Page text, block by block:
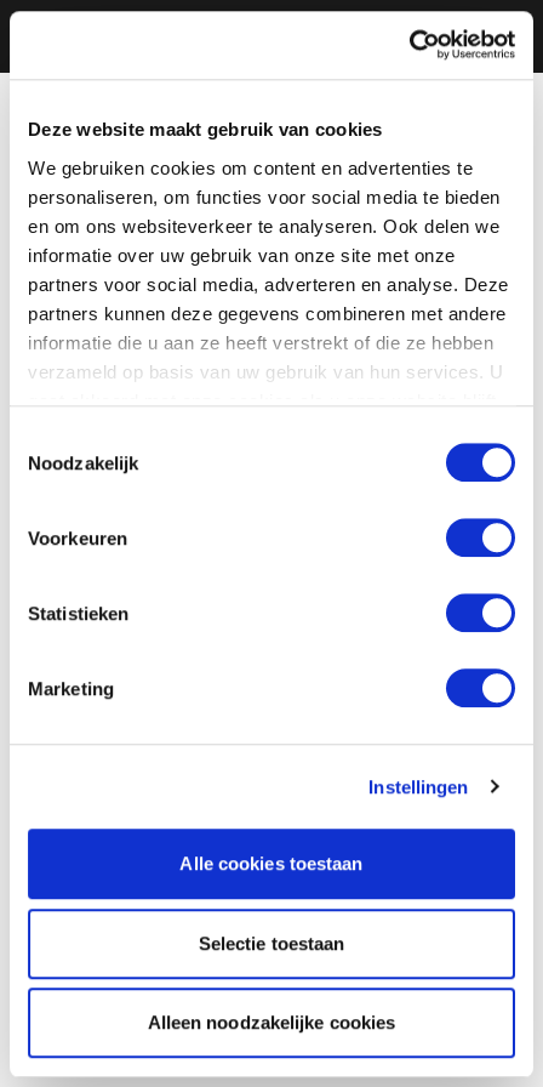
Deze website maakt gebruik van cookies
We gebruiken cookies om content en advertenties te
personaliseren, om functies voor social media te bieden
en om ons websiteverkeer te analyseren. Ook delen we
informatie over uw gebruik van onze site met onze
partners voor social media, adverteren en analyse. Deze
partners kunnen deze gegevens combineren met andere
informatie die u aan ze heeft verstrekt of die ze hebben
verzameld op basis van uw gebruik van hun services. U
Noodzakelijk
Voorkeuren
Statistieken
Marketing
Instellingen
Alle cookies toestaan
Selectie toestaan
Alleen noodzakelijke cookies